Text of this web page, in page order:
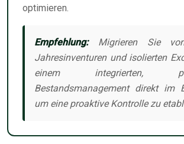
optimieren.
Empfehlung:Migrieren Sie
Jahresinventuren und isolierten
einem integrierten,
Bestandsmanagement direkt im
um eine proaktive Kontrolle zu